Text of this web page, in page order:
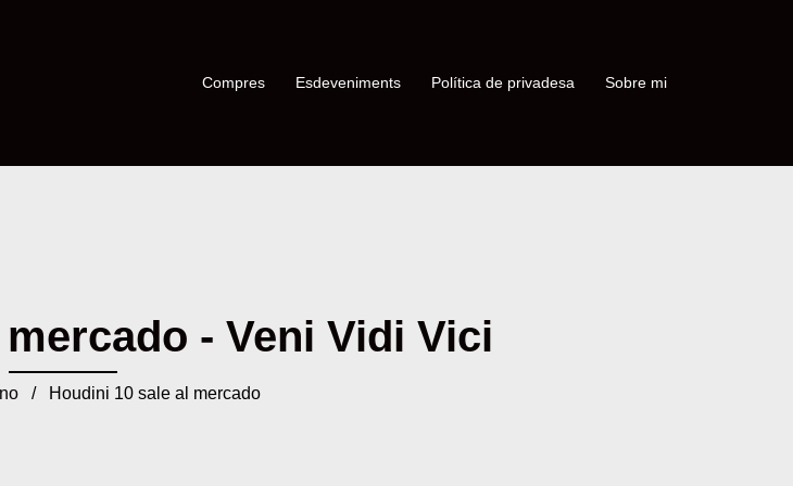
Compres Esdeveniments Política de privadesa Sobre mi
- Veni Vidi Vici
/ Houdini 10 sale al mercado